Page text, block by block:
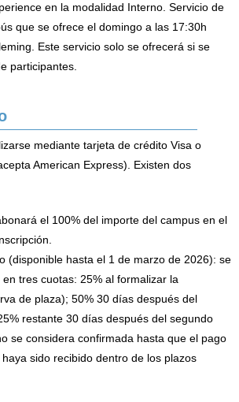
en la modalidad Interno. Servicio de
que se ofrece el domingo a las 17:30h
Este servicio solo se ofrecerá si se
participantes.
mediante tarjeta de crédito Visa o
American Express). Existen dos
el 100% del importe del campus en el
(disponible hasta el 1 de marzo de 2026): se
tres cuotas: 25% al formalizar la
de plaza); 50% 30 días después del
restante 30 días después del segundo
se considera confirmada hasta que el pago
sido recibido dentro de los plazos